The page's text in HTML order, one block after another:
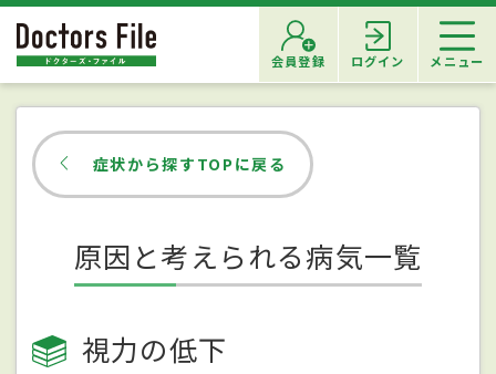
会員登録 ログイン メニュー
症状から探すTOPに戻る
原因と考えられる病気一覧
視力の低下